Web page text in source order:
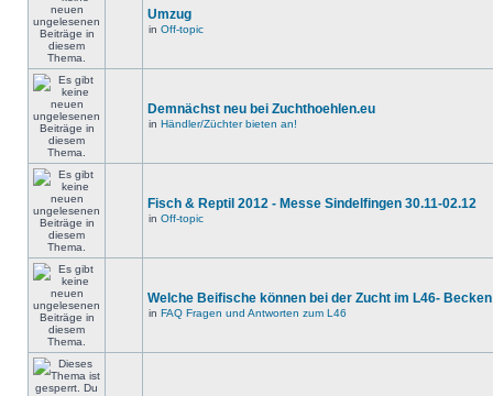
Umzug
in Off-topic
Demnächst neu bei Zuchthoehlen.eu
in Händler/Züchter bieten an!
Fisch & Reptil 2012 - Messe Sindelfingen 30.11-02.12
in Off-topic
Welche Beifische können bei der Zucht im L46-
in FAQ Fragen und Antworten zum L46